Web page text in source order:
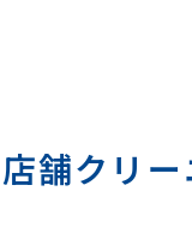
店舗クリー